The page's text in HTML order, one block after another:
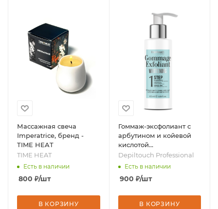
Массажная свеча
Imperatrice, бренд -
TIME HEAT
TIME HEAT
Есть в наличии
800 ₽/шт
В КОРЗИНУ
Гоммаж-эксфолиант с
арбутином и койевой
кислотой
отбеливающий, 100 мл,
бренд - Depiltouch
Depiltouch Professional
Есть в наличии
900 ₽/шт
В КОРЗИНУ